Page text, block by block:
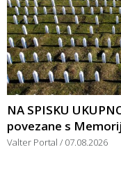
NA SPISKU
povezane s
Valter Portal 07.08.2026